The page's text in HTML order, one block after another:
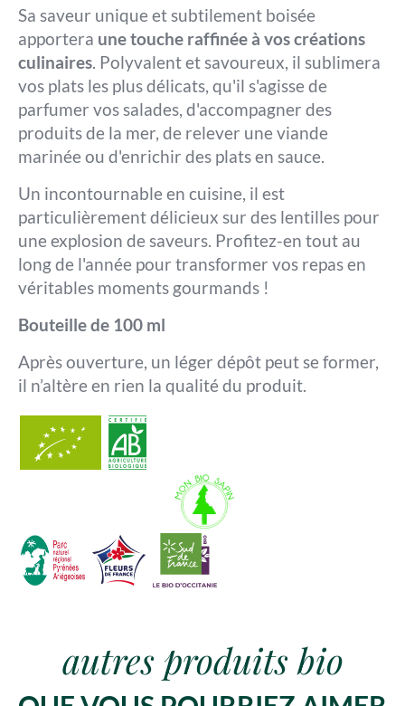
Sa saveur unique et subtilement boisée
apportera une touche raffinée à vos créations
culinaires. Polyvalent et savoureux, il sublimera
vos plats les plus délicats, qu'il s'agisse de
parfumer vos salades, d'accompagner des
produits de la mer, de relever une viande
marinée ou d'enrichir des plats en sauce.
Un incontournable en cuisine, il est
particulièrement délicieux sur des lentilles pour
une explosion de saveurs. Profitez-en tout au
long de l'année pour transformer vos repas en
véritables moments gourmands !
Bouteille de 100 ml
Après ouverture, un léger dépôt peut se former,
il n’altère en rien la qualité du produit.
autres produits bio